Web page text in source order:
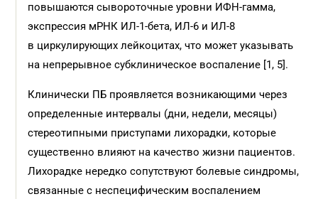
повышаются сывороточные уровни ИФН-гамма,
экспрессия мРНК ИЛ-1-бета, ИЛ-6 и ИЛ-8
в циркулирующих лейкоцитах, что может указывать
на непрерывное субклиническое воспаление [1, 5].
Клинически ПБ проявляется возникающими через
определенные интервалы (дни, недели, месяцы)
стереотипными приступами лихорадки, которые
существенно влияют на качество жизни пациентов.
Лихорадке нередко сопутствуют болевые синдромы,
связанные с неспецифическим воспалением